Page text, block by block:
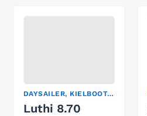
DAYSAILER, KIELBOOT, REGATTABOOT
Luthi 8.70